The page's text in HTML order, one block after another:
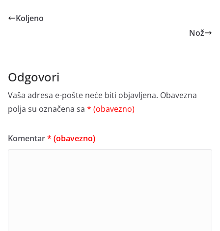
Koljeno
Nož
Odgovori
Vaša adresa e-pošte neće biti objavljena. Obavezna
polja su označena sa * (obavezno)
Komentar* (obavezno)